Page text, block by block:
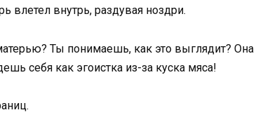
влетел внутрь, раздувая ноздри.
Ты понимаешь, как это выглядит? Она
себя как эгоистка из-за куска мяса!